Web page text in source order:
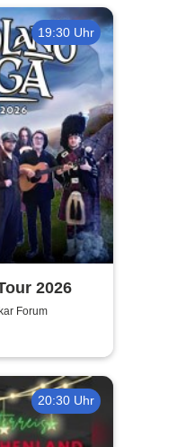
19:30 Uhr
2026
Forum
20:30 Uhr